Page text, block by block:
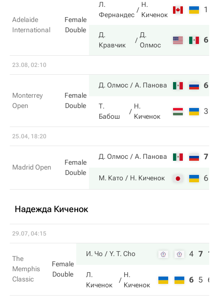
Adelaide
International
Female
Double
Л.
Фернандес
Н.
Киченок
1
Д.
Кравчик
Д.
Олмос
6
23.08, 02:10
Monterrey
Open
Female
Double
Д. Олмос А. Панова 6
Т.
Бабош
Н.
Киченок
3
25.04, 18:20
Madrid Open
Female
Double
Д. Олмос А. Панова 7
М. Като Н. Киченок 6
Надежда Киченок
29.07, 04:15
The
Memphis
Classic
Female
Double
И. Чо Y. T. Cho 4 7 10
Л.
Киченок
Н.
Киченок
6 5 6